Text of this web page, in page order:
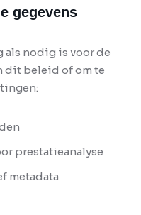
gegevens
als nodig is voor de
dit beleid of om te
prestatieanalyse
metadata